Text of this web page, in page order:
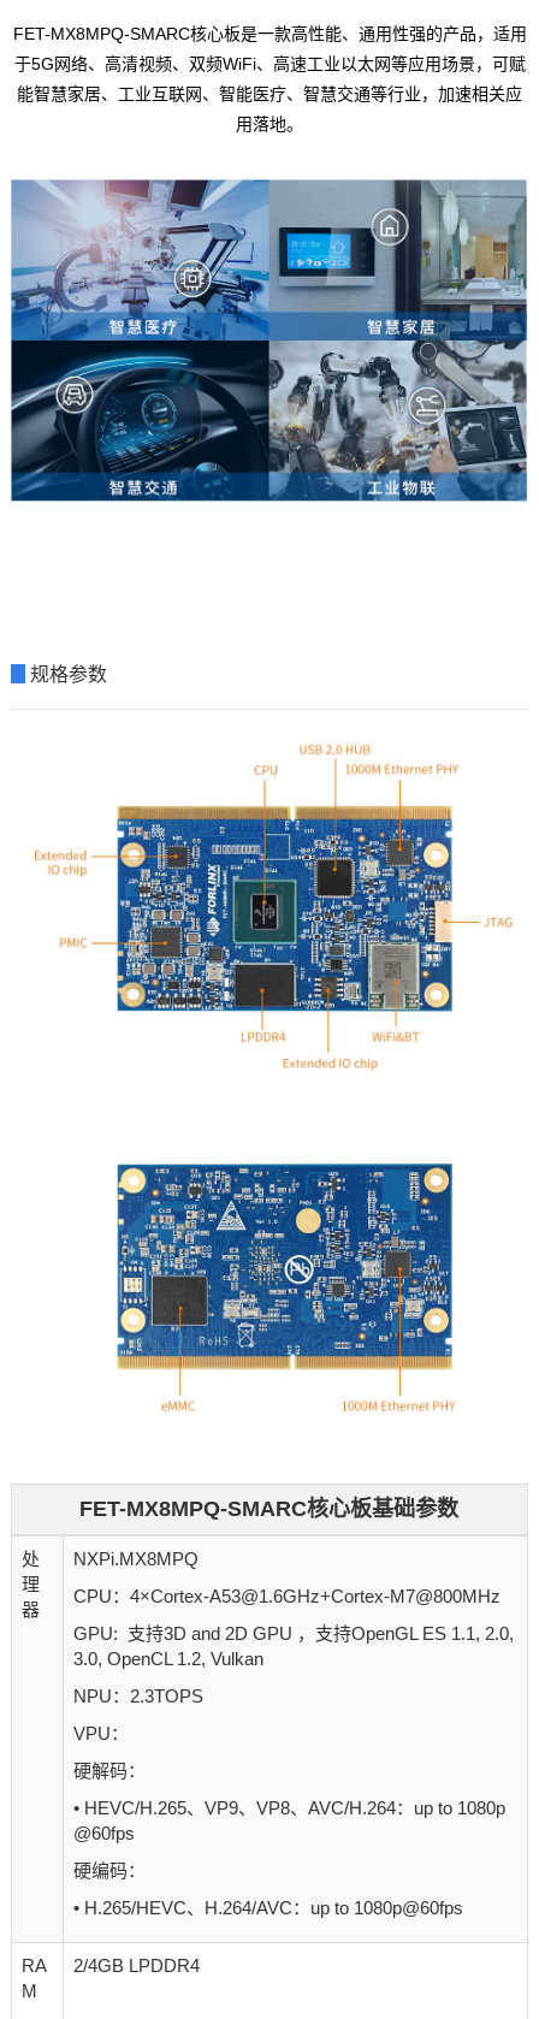
FET-MX8MPQ-SMARC核心板是一款高性能、通用性强的产品，适用
于5G网络、高清视频、双频WiFi、高速工业以太网等应用场景，可赋
能智慧家居、工业互联网、智能医疗、智慧交通等行业，加速相关应
用落地。
规格参数
FET-MX8MPQ-SMARC核心板基础参数
处
理
器
NXPi.MX8MPQ
CPU：4×Cortex-A53@1.6GHz+Cortex-M7@800MHz
GPU: 支持3D and 2D GPU ，支持OpenGL ES 1.1, 2.0,
3.0, OpenCL 1.2, Vulkan
NPU：2.3TOPS
VPU：
硬解码：
• HEVC/H.265、VP9、VP8、AVC/H.264：up to 1080p
@60fps
硬编码：
• H.265/HEVC、H.264/AVC：up to 1080p@60fps
RA
M
2/4GB LPDDR4